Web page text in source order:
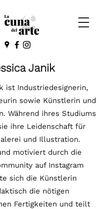
Janik
ist Industriedesignerin,
sowie Künstlerin und
Während ihres Studiums
ihre Leidenschaft für
und Illustration.
motiviert durch die
auf Instagram
sich die Künstlerin
die nötigen
Fertigkeiten und teilt